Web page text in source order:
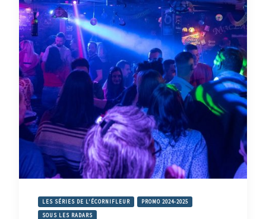
LES SÉRIES DE L'ÉCORNIFLEUR PROMO 2024-2025
SOUS LES RADARS